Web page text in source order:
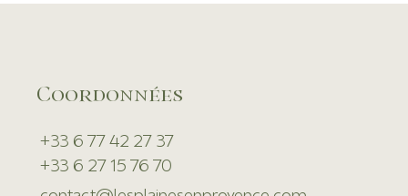
Coordonnées
+33 6 77 42 27 37
+33 6 27 15 76 70